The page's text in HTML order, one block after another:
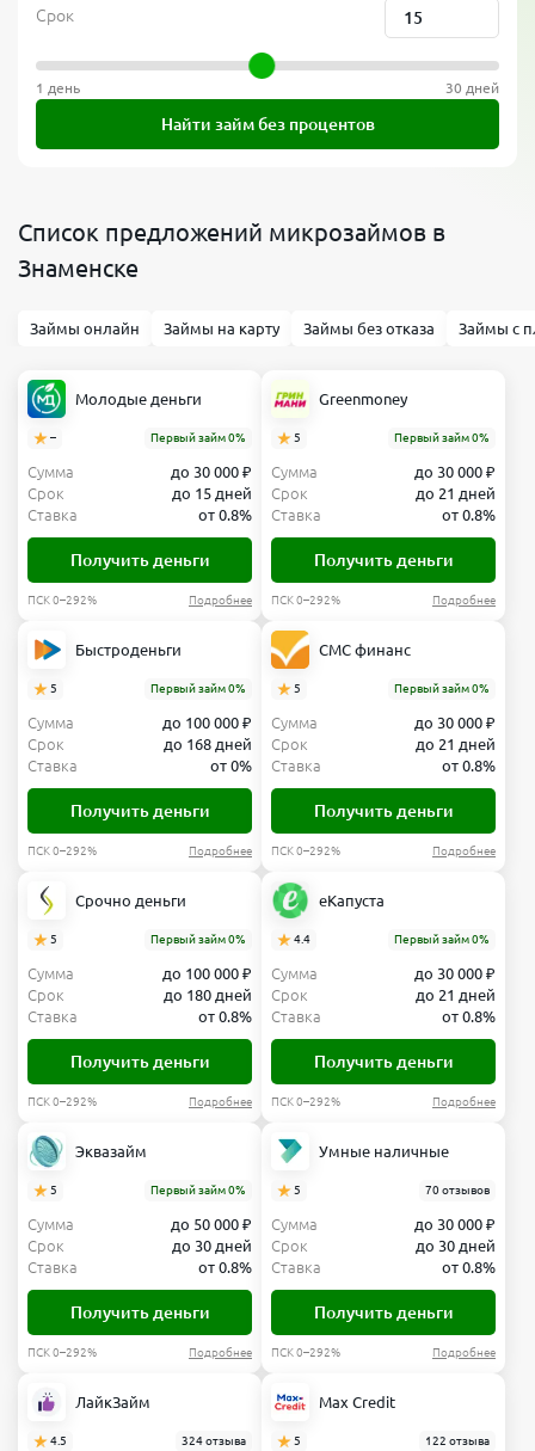
Срок
1 день 30 дней
Найти займ без процентов
Список предложений микрозаймов в
Знаменске
Займы онлайн Займы на карту Займы без отказа Займы с
Молодые деньги
– Первый займ 0%
Сумма
до 30 000 ₽
Срок
до 15 дней
Ставка
от 0.8%
Получить деньги
ПСК 0–292% Подробнее
Greenmoney
5 Первый займ 0%
Сумма
до 30 000 ₽
Срок
до 21 дней
Ставка
от 0.8%
Получить деньги
ПСК 0–292% Подробнее
Быстроденьги
5 Первый займ 0%
Сумма
до 100 000 ₽
Срок
до 168 дней
Ставка
от 0%
Получить деньги
ПСК 0–292% Подробнее
СМС финанс
5 Первый займ 0%
Сумма
до 30 000 ₽
Срок
до 21 дней
Ставка
от 0.8%
Получить деньги
ПСК 0–292% Подробнее
Срочно деньги
5 Первый займ 0%
Сумма
до 100 000 ₽
Срок
до 180 дней
Ставка
от 0.8%
Получить деньги
ПСК 0–292% Подробнее
еКапуста
4.4 Первый займ 0%
Сумма
до 30 000 ₽
Срок
до 21 дней
Ставка
от 0.8%
Получить деньги
ПСК 0–292% Подробнее
Эквазайм
5 Первый займ 0%
Сумма
до 50 000 ₽
Срок
до 30 дней
Ставка
от 0.8%
Получить деньги
ПСК 0–292% Подробнее
Умные наличные
5 70 отзывов
Сумма
до 30 000 ₽
Срок
до 30 дней
Ставка
от 0.8%
Получить деньги
ПСК 0–292% Подробнее
ЛайкЗайм
4.5 324 отзыва
Max Credit
5 122 отзыва